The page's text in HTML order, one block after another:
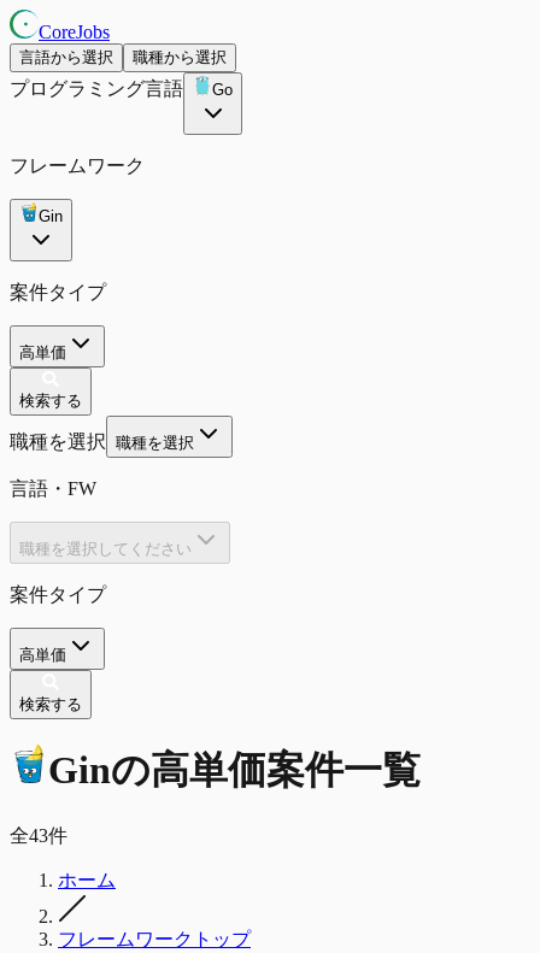
CoreJobs
言語から選択 職種から選択
プログラミング言語 Go
フレームワーク
Gin
案件タイプ
高単価
検索する
職種を選択 職種を選択
言語・FW
職種を選択してください
案件タイプ
高単価
検索する
Ginの高単価案件一覧
全43件
ホーム
フレームワークトップ